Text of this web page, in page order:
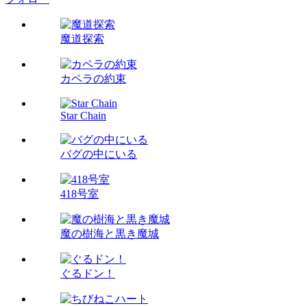
魔道探索
カペラの約束
Star Chain
バグの中にいる
418号室
魔の樹海と黒き魔城
ぐるドン！